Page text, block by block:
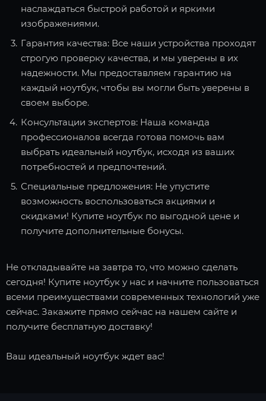
наслаждаться быстрой работой и яркими
изображениями.
Гарантия качества: Все наши устройства проходят
строгую проверку качества, и мы уверены в их
надежности. Мы предоставляем гарантию на
каждый ноутбук, чтобы вы могли быть уверены в
своем выборе.
Консультации экспертов: Наша команда
профессионалов всегда готова помочь вам
выбрать идеальный ноутбук, исходя из ваших
потребностей и предпочтений.
Специальные предложения: Не упустите
возможность воспользоваться акциями и
скидками! Купите ноутбук по выгодной цене и
получите дополнительные бонусы.
Не откладывайте на завтра то, что можно сделать
сегодня! Купите ноутбук у нас и начните пользоваться
всеми преимуществами современных технологий уже
сейчас. Закажите прямо сейчас на нашем сайте и
получите бесплатную доставку!
Ваш идеальный ноутбук ждет вас!